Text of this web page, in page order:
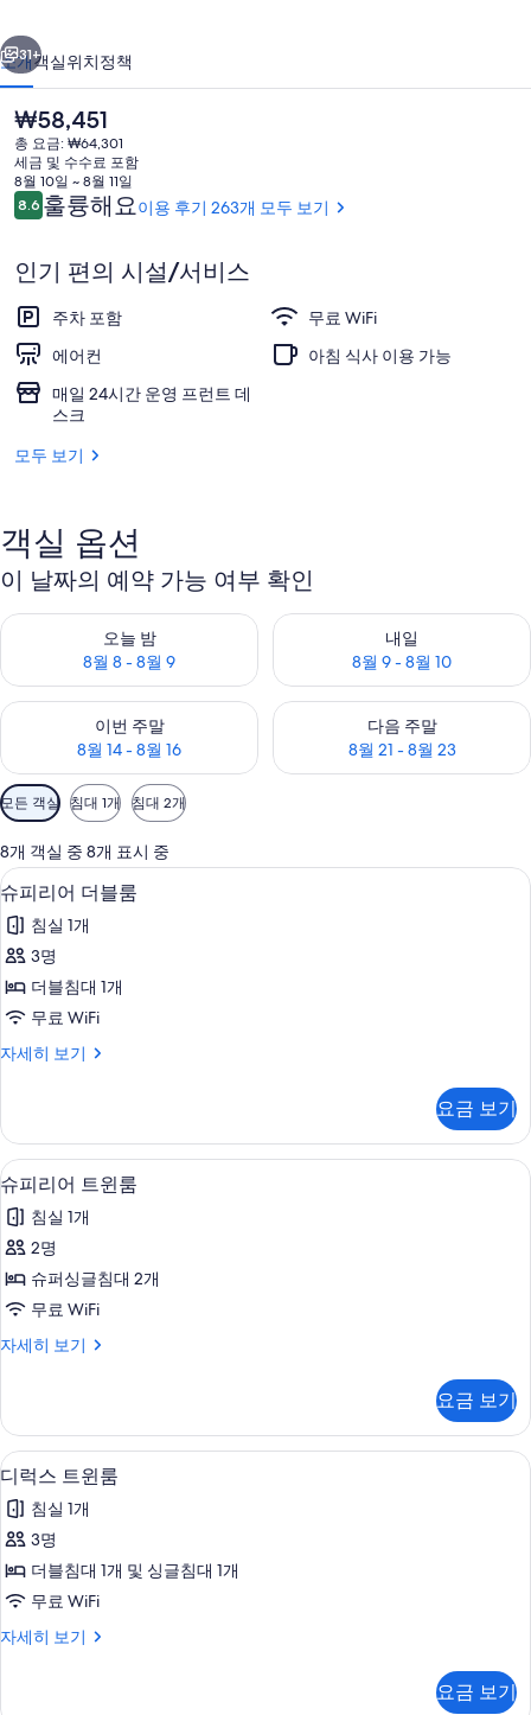
사
진
갤
러
리
숙박 시설의 전망
31+
소개객실위치정책
현
재
가
격
은
₩58,451
₩58,451
총 요금: ₩64,301
세금 및 수수료 포함
8월 10일 ~ 8월 11일
이
용
기
8.610점 만점 중 8.6점.
훌륭해요이용 후기 263개 모두 보기
인기 편의 시설/서비스
주차 포함
무료 WiFi
에어컨
아침 식사 이용 가능
매일 24시간 운영 프런트 데
스크
모두 보기
객실 옵션
이 날짜의 예약 가능 여부 확인
오늘 밤
8월 8 - 8월 9
오늘 밤 예약 가능 여부 확인, 8월 8 - 8월 9
내일
8월 9 - 8월 10
내일 예약 가능 여부 확인, 8월
이번 주말
8월 14 - 8월 16
이번 주말 예약 가능 여부 확인, 8월 14 - 8월 16
다음 주말
8월 21 - 8월 23
다음 주말 예약 가능 여부 확인
객
실
에
사
용
가
능
한
터
모든 객실 침대 1개 침대 2개
8개 객실 중 8개 표시 중
슈
피
리
어
더
룸
진
모
두
보
기
객실 내 금고, 책상, 암막 커튼, 유아용
5
슈피리어 더블룸
침실 1개
3명
더블침대 1개
무료 WiFi
자세히 보기
슈
더
블
룸
자
세
히
기
요금 보기
슈
피
리
어
트
룸
진
모
두
보
기
슈피리어 트윈룸 | 객실 내 금고, 책상,
5
슈피리어 트윈룸
침실 1개
2명
슈퍼싱글침대 2개
무료 WiFi
자세히 보기
슈
트
윈
룸
자
세
히
기
요금 보기
디
럭
스
트
윈
사
객실 내 금고, 책상, 암막 커튼, 유아용
5
디럭스 트윈룸
침실 1개
3명
더블침대 1개 및 싱글침대 1개
무료 WiFi
자세히 보기
디
요금 보기